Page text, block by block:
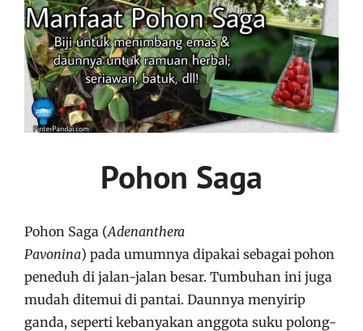
Pohon Saga
Pohon Saga (Adenanthera
Pavonina) pada umumnya dipakai sebagai pohon
peneduh di jalan-jalan besar. Tumbuhan ini juga
mudah ditemui di pantai. Daunnya menyirip
ganda, seperti kebanyakan anggota suku polong-